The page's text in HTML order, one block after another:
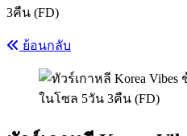
3คืน (FD)
ย้อนกลับ